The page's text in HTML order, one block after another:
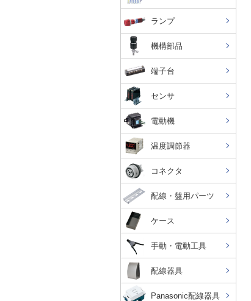
ランプ
機構部品
端子台
センサ
電動機
温度調節器
コネクタ
配線・盤用パーツ
ケース
手動・電動工具
配線器具
Panasonic配線器具